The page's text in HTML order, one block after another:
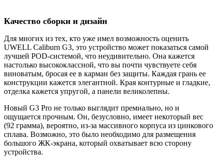
Качество сборки и дизайн
Для многих из тех, кто уже имел возможность оценить
UWELL Caliburn G3, это устройство может показаться самой
лучшей POD-системой, что неудивительно. Она кажется
настолько высококлассной, что вы почти чувствуете себя
виноватым, бросая ее в карман без защиты. Каждая грань ее
конструкции кажется элегантной. Края контурные и гладкие,
отделка кажется упругой, а панели великолепны.
Новый G3 Pro не только выглядит премиально, но и
ощущается прочным. Он, безусловно, имеет некоторый вес
(92 грамма), вероятно, из-за массивного корпуса из цинкового
сплава. Возможно, это было необходимо для размещения
большого ЖК-экрана, который охватывает всю сторону
устройства.